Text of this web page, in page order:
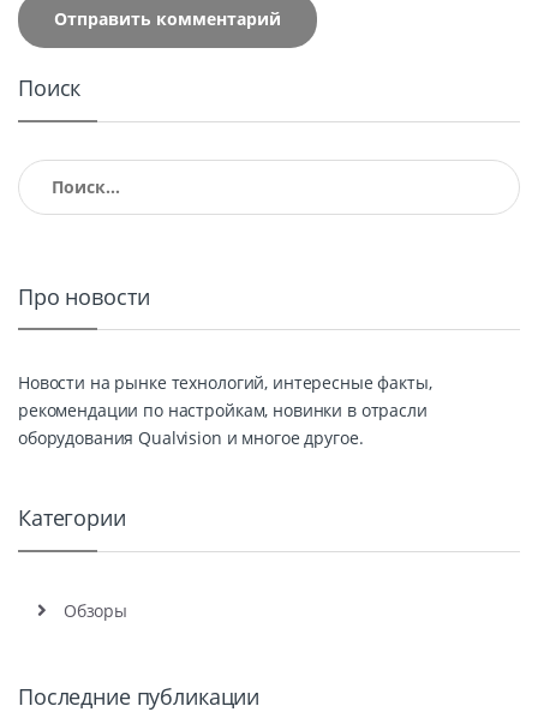
Поиск
Найти:
Про новости
Новости на рынке технологий, интересные факты,
рекомендации по настройкам, новинки в отрасли
оборудования Qualvision и многое другое.
Категории
Обзоры
Последние публикации